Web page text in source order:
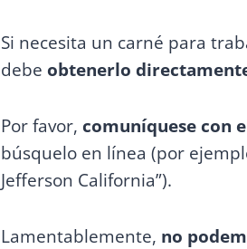
Si necesita un carné para
debe obtenerlo
Por favor, comuníquese con
búsquelo en línea (por
Jefferson California”).
Lamentablemente, no